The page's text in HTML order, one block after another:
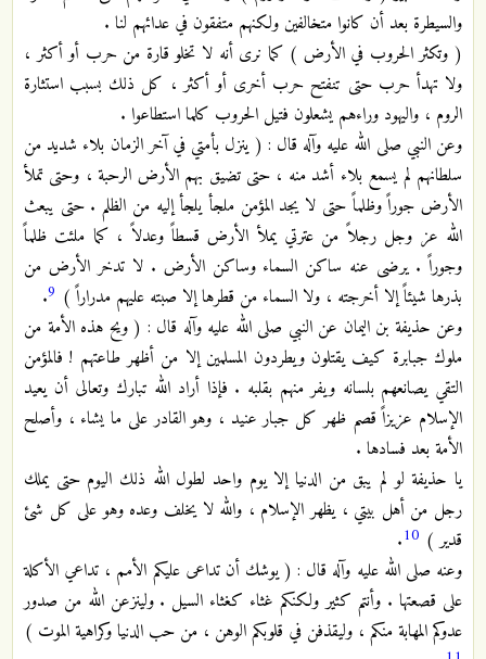
والسيطرة بعد أن كانوا متخالفين ولكنهم متفقون في عدائهم لنا .
( وتكثر الحروب في الأرض ) كما نرى أنه لا تخلو قارة من حرب أو أكثر ،
ولا تهدأ حرب حتى تنفتح حرب أخرى أو أكثر ، كل ذلك بسبب استثارة
الروم ، واليهود وراءهم يشعلون فتيل الحروب كلما استطاعوا .
وعن النبي صلى الله عليه وآله قال : ( ينزل بأمتي في آخر الزمان بلاء شديد من
سلطانهم لم يسمع بلاء أشد منه ، حتى تضيق بهم الأرض الرحبة ، وحتى تملأ
الأرض جوراً وظلماً حتى لا يجد المؤمن ملجأ يلجأ إليه من الظلم . حتى يبعث
الله عز وجل رجلاً من عترتي يملأ الأرض قسطاً وعدلاً ، كما ملئت ظلماً
وجوراً . يرضى عنه ساكن السماء وساكن الأرض . لا تدخر الأرض من
بذرها شيئاً إلا أخرجته ، ولا السماء من قطرها إلا صبته عليهم مدراراً ) 9
.
وعن حذيفة بن اليمان عن النبي صلى الله عليه وآله قال : ( ويح هذه الأمة من
ملوك جبابرة كيف يقتلون ويطردون المسلمين إلا من أظهر طاعتهم ! فالمؤمن
التقي يصانعهم بلسانه ويفر منهم بقلبه . فإذا أراد الله تبارك وتعالى أن يعيد
الإسلام عزيزاً قصم ظهر كل جبار عنيد ، وهو القادر على ما يشاء ، وأصلح
الأمة بعد فسادها .
يا حذيفة لو لم يبق من الدنيا إلا يوم واحد لطول الله ذلك اليوم حتى يملك
رجل من أهل بيتي ، يظهر الإسلام ، والله لا يخلف وعده وهو على كل شئ
قدير ) 10
.
وعنه صلى الله عليه وآله قال : ( يوشك أن تداعى عليكم الأمم ، تداعي الأكلة
على قصعتها . وأنتم كثير ولكنكم غثاء كغثاء السيل . ولينزعن الله من صدور
عدوكم المهابة منكم ، وليقذفن في قلوبكم الوهن ، من حب الدنيا وكراهية الموت )